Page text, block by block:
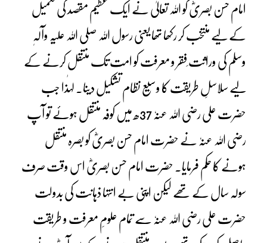
امام حسن بصریؓ کو اللہ تعالیٰ نے ایک عظیم مقصد کی تکمیل
کے لیے منتخب کر رکھا تھا یعنی رسول اللہ صلی اللہ علیہ وآلہٖ
وسلم کی وراثت ِفقر و معرفت کو امت تک منتقل کرنے کے
لیے سلاسلِ طریقت کا وسیع نظام تشکیل دینا۔ لہٰذا جب
حضرت علی رضی اللہ عنہٗ 37ھ میں کوفہ منتقل ہوئے تو آپ
رضی اللہ عنہٗ نے حضرت امام حسن بصریؓ کو بصرہ منتقل
ہونے کا حکم فرمایا۔ حضرت امام حسن بصریؓ اس وقت صرف
سولہ سال کے تھے لیکن اپنی بے انتہا ذہانت کی بدولت
حضرت علی رضی اللہ عنہٗ سے تمام علومِ معرفت و طریقت